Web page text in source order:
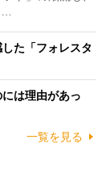
た「フォレスタ
は理由があっ
一覧を見る